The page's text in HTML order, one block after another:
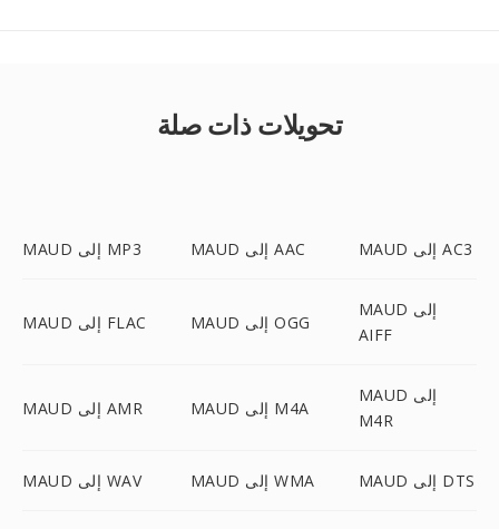
تحويلات ذات صلة
MAUD إلى MP3 MAUD إلى AAC MAUD إلى AC3
MAUD إلى FLAC MAUD إلى OGG
MAUD إلى
AIFF
MAUD إلى AMR MAUD إلى M4A
MAUD إلى
M4R
MAUD إلى WAV MAUD إلى WMA MAUD إلى DTS